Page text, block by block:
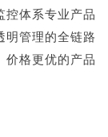
控体系专业产品
明管理的全链路
价格更优的产品